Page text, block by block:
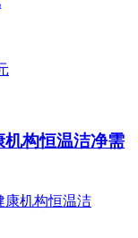
构恒温洁净需